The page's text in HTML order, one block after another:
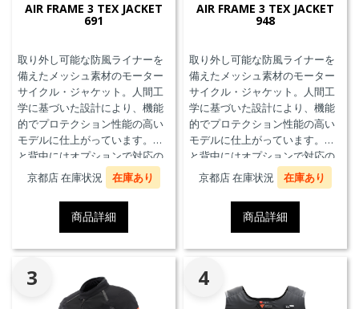
AIR FRAME 3 TEX JACKET
691
取り外し可能な防風ライナーを
備えたメッシュ素材のモーター
サイクル・ジャケット。人間工
学に基づいた設計により、機能
的でプロテクション性能の高い
モデルに仕上がっています。胸
と背中にはオプションで対応の
プロテクターを装着することが
できます。また、防水の内ポケ
ット、EN17092クラスA認証、パ
ンツと接続可能なファスナーを
備えています。
京都店 在庫状況 在庫あり
商品詳細
AIR FRAME 3 TEX JACKET
948
取り外し可能な防風ライナーを
備えたメッシュ素材のモーター
サイクル・ジャケット。人間工
学に基づいた設計により、機能
的でプロテクション性能の高い
モデルに仕上がっています。胸
と背中にはオプションで対応の
プロテクターを装着することが
できます。また、防水の内ポケ
ット、EN17092クラスA認証、パ
ンツと接続可能なファスナーを
備えています。
京都店 在庫状況 在庫あり
商品詳細
3 4